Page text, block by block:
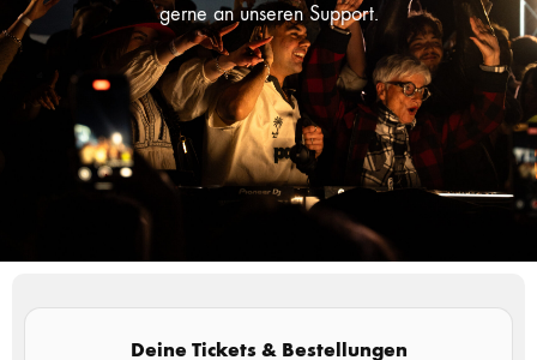
gerne an unseren Support.
Deine Tickets & Bestellungen